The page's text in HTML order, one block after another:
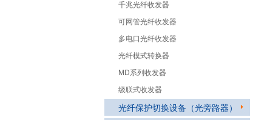
千兆光纤收发器
可网管光纤收发器
多电口光纤收发器
光纤模式转换器
MD系列收发器
级联式收发器
光纤保护切换设备（光旁路器）